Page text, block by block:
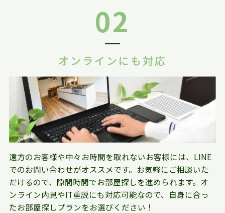
02
オンラインにも対応
遠方のお客様や中々お時間を取れないお客様には、LINE
でのお問い合わせがオススメです。お気軽にご相談いた
だけるので、隙間時間でお部屋探しを進められます。オ
ンライン内見やIT重説にも対応可能なので、自身に合っ
たお部屋探しプランをお選びください！